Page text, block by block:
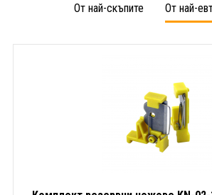
От най-скъпите От най-